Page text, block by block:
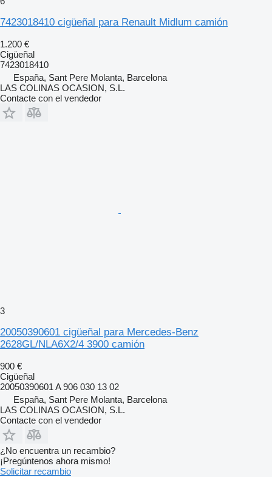
7423018410 cigüeñal para Renault Midlum camión
1.200 €
Cigüeñal
7423018410
España, Sant Pere Molanta, Barcelona
LAS COLINAS OCASION, S.L.
Contacte con el vendedor
3
20050390601 cigüeñal para Mercedes-Benz
2628GL/NLA6X2/4 3900 camión
900 €
Cigüeñal
20050390601 A 906 030 13 02
España, Sant Pere Molanta, Barcelona
LAS COLINAS OCASION, S.L.
Contacte con el vendedor
¿No encuentra un recambio?
¡Pregúntenos ahora mismo!
Solicitar recambio